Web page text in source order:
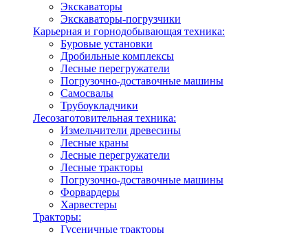
Экскаваторы
Экскаваторы-погрузчики
Карьерная и горнодобывающая техника:
Буровые установки
Дробильные комплексы
Лесные перегружатели
Погрузочно-доставочные машины
Самосвалы
Трубоукладчики
Лесозаготовительная техника:
Измельчители древесины
Лесные краны
Лесные перегружатели
Лесные тракторы
Погрузочно-доставочные машины
Форвардеры
Харвестеры
Тракторы:
Гусеничные тракторы